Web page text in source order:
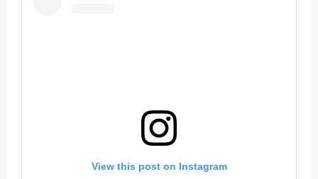
View this post on Instagram